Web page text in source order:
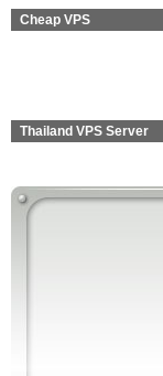
Cheap VPS
Thailand VPS Server